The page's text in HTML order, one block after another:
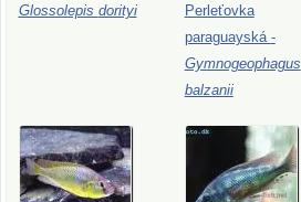
Glossolepis dorityi
Perleťovka
paraguayská -
Gymnogeophagus
balzanii